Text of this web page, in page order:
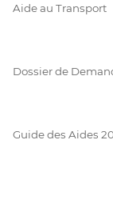
Aide au Transport
Dossier de
Guide des Aides